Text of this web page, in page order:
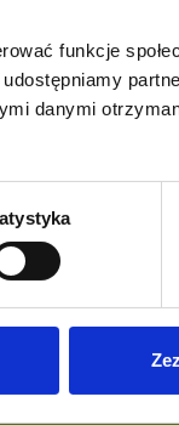
funkcje
danymi